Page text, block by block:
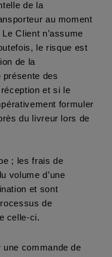
de la
au moment
Client n’assume
le risque est
de la
présente des
et si le
formuler
du livreur lors de
; les frais de
volume d’une
et sont
de
celle-ci.
une commande de